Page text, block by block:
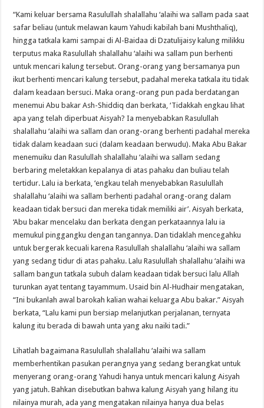
“Kami keluar bersama Rasulullah shalallahu ‘alaihi wa sallam pada saat
safar beliau (untuk melawan kaum Yahudi kabilah bani Mushthaliq),
hingga tatkala kami sampai di Al-Baidaa di Dzatulijaisy kalung milikku
terputus maka Rasulullah shalallahu ‘alaihi wa sallam pun berhenti
untuk mencari kalung tersebut. Orang-orang yang bersamanya pun
ikut berhenti mencari kalung tersebut, padahal mereka tatkala itu tidak
dalam keadaan bersuci. Maka orang-orang pun pada berdatangan
menemui Abu bakar Ash-Shiddiq dan berkata, ‘Tidakkah engkau lihat
apa yang telah diperbuat Aisyah? Ia menyebabkan Rasulullah
shalallahu ‘alaihi wa sallam dan orang-orang berhenti padahal mereka
tidak dalam keadaan suci (dalam keadaan berwudu). Maka Abu Bakar
menemuiku dan Rasulullah shalallahu ‘alaihi wa sallam sedang
berbaring meletakkan kepalanya di atas pahaku dan buliau telah
tertidur. Lalu ia berkata, ‘engkau telah menyebabkan Rasulullah
shalallahu ‘alaihi wa sallam berhenti padahal orang-orang dalam
keadaan tidak bersuci dan mereka tidak memiliki air’. Aisyah berkata,
‘Abu bakar mencelaku dan berkata dengan perkataannya lalu ia
memukul pinggangku dengan tangannya. Dan tidaklah mencegahku
untuk bergerak kecuali karena Rasulullah shalallahu ‘alaihi wa sallam
yang sedang tidur di atas pahaku. Lalu Rasulullah shalallahu ‘alaihi wa
sallam bangun tatkala subuh dalam keadaan tidak bersuci lalu Allah
turunkan ayat tentang tayammum. Usaid bin Al-Hudhair mengatakan,
“Ini bukanlah awal barokah kalian wahai keluarga Abu bakar.” Aisyah
berkata, “Lalu kami pun bersiap melanjutkan perjalanan, ternyata
kalung itu berada di bawah unta yang aku naiki tadi.”
Lihatlah bagaimana Rasulullah shalallahu ‘alaihi wa sallam
memberhentikan pasukan perangnya yang sedang berangkat untuk
menyerang orang-orang Yahudi hanya untuk mencari kalung Aisyah
yang jatuh. Bahkan disebutkan bahwa kalung Aisyah yang hilang itu
nilainya murah, ada yang mengatakan nilainya hanya dua belas